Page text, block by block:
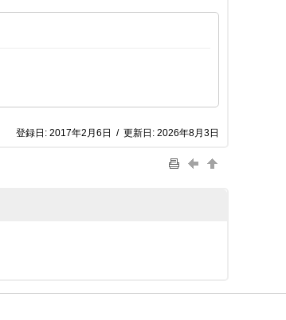
登録日: 2017年2月6日 / 更新日: 2026年8月3日